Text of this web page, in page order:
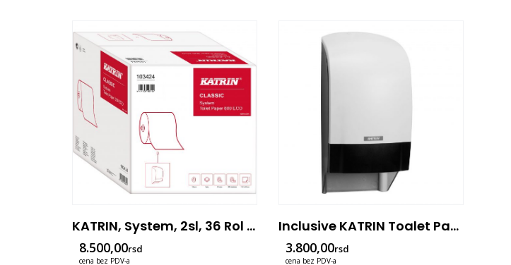
KATRIN, System, 2sl, 36 Rol X 800 Listova,
8.500,00rsd
cena bez PDV-a
Inclusive KATRIN Toalet Papir – BELI
3.800,00rsd
cena bez PDV-a